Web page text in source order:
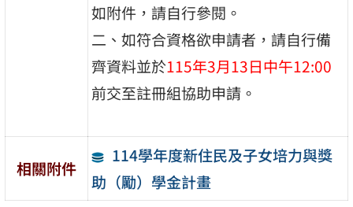
如附件，請自行參閱。
二、如符合資格欲申請者，請自行備
齊資料並於115年3月13日中午12:00
前交至註冊組協助申請。
相關附件
114學年度新住民及子女培力與獎
助（勵）學金計畫